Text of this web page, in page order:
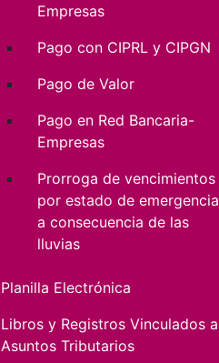
Empresas
Pago con CIPRL y CIPGN
Pago de Valor
Pago en Red Bancaria-
Empresas
Prorroga de vencimientos
por estado de emergencia
a consecuencia de las
lluvias
Planilla Electrónica
Libros y Registros Vinculados a
Asuntos Tributarios